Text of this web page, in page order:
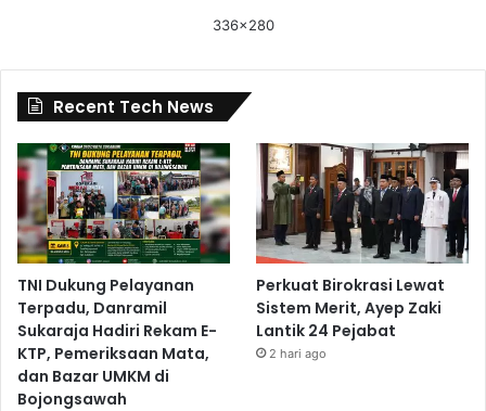
336x280
Recent Tech News
TNI Dukung Pelayanan
Terpadu, Danramil
Sukaraja Hadiri Rekam E-
KTP, Pemeriksaan Mata,
dan Bazar UMKM di
Bojongsawah
Perkuat Birokrasi Lewat
Sistem Merit, Ayep Zaki
Lantik 24 Pejabat
2 hari ago